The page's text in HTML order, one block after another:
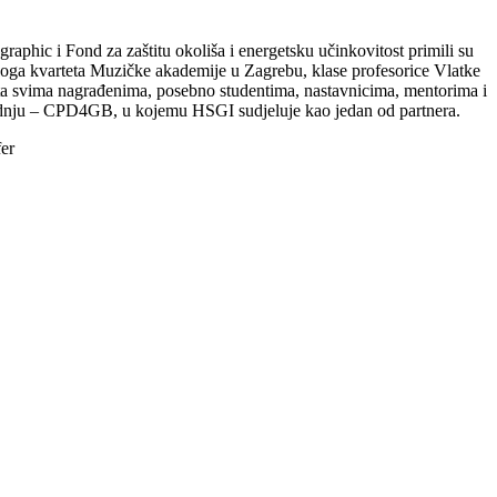
i Fond za zaštitu okoliša i energetsku učinkovitost primili su
kvarteta Muzičke akademije u Zagrebu, klase profesorice Vlatke
nagrađenima, posebno studentima, nastavnicima, mentorima i
– CPD4GB, u kojemu HSGI sudjeluje kao jedan od partnera.